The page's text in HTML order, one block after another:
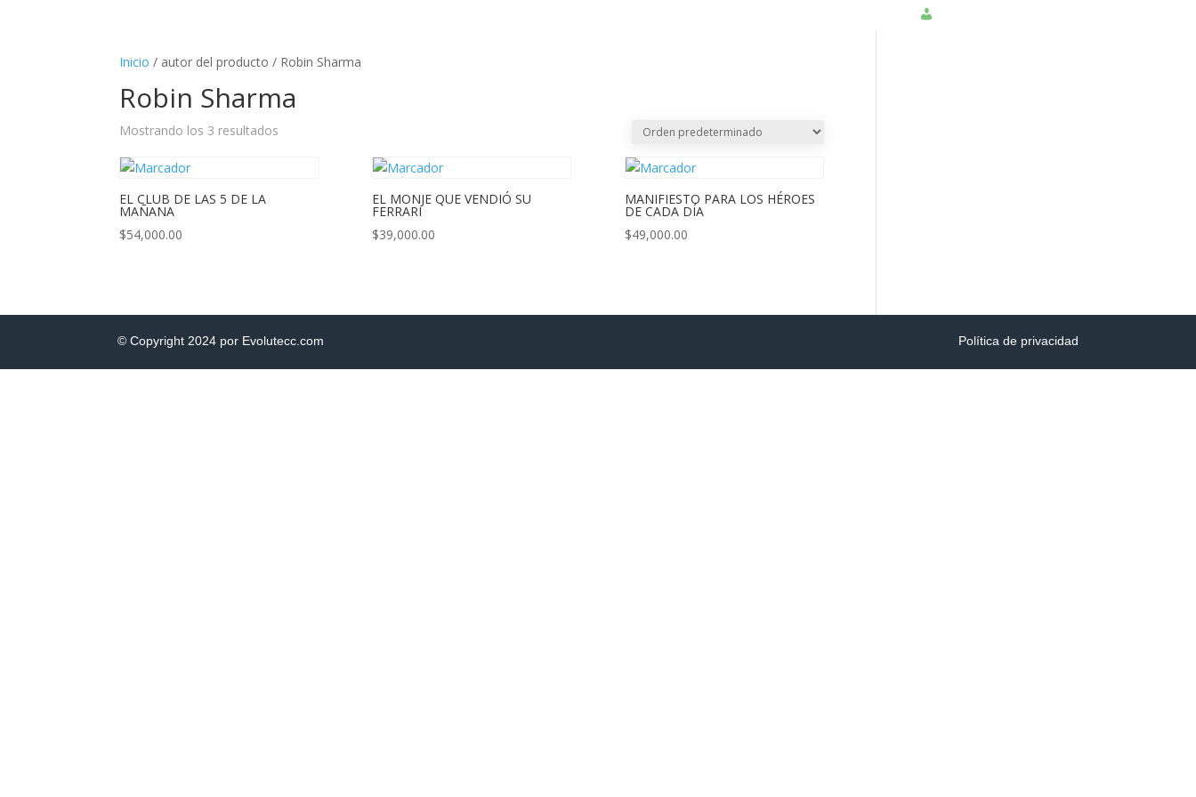
Inicio / autor del producto / Robin Sharma
Robin Sharma
Mostrando los 3 resultados
EL CLUB DE LAS 5 DE LA
MAÑANA
$54,000.00
EL MONJE QUE VENDIÓ SU
FERRARI
$39,000.00
MANIFIESTO PARA LOS HÉROES
DE CADA DÍA
$49,000.00
© Copyright 2024 por Evolutecc.com Política de privacidad